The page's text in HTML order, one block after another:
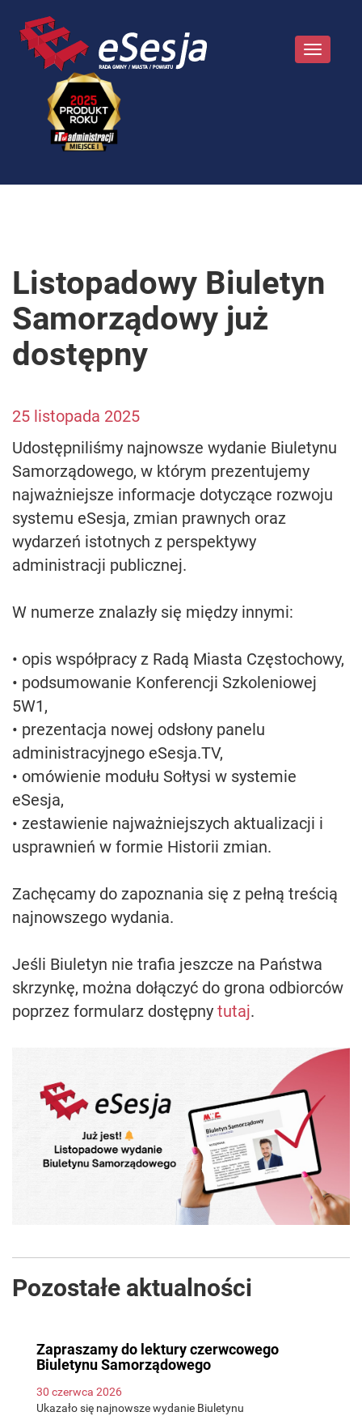
Toggle
Listopadowy Biuletyn
Samorządowy już
dostępny
25 listopada 2025
Udostępniliśmy najnowsze wydanie Biuletynu
Samorządowego, w którym prezentujemy
najważniejsze informacje dotyczące rozwoju
systemu eSesja, zmian prawnych oraz
wydarzeń istotnych z perspektywy
administracji publicznej.
W numerze znalazły się między innymi:
• opis współpracy z Radą Miasta Częstochowy,
• podsumowanie Konferencji Szkoleniowej
5W1,
• prezentacja nowej odsłony panelu
administracyjnego eSesja.TV,
• omówienie modułu Sołtysi w systemie
eSesja,
• zestawienie najważniejszych aktualizacji i
usprawnień w formie Historii zmian.
Zachęcamy do zapoznania się z pełną treścią
najnowszego wydania.
Jeśli Biuletyn nie trafia jeszcze na Państwa
skrzynkę, można dołączyć do grona odbiorców
poprzez formularz dostępny tutaj.
Pozostałe aktualności
Zapraszamy do lektury czerwcowego
Biuletynu Samorządowego
30 czerwca 2026
Ukazało się najnowsze wydanie Biuletynu